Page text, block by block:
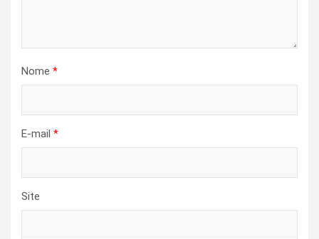
Nome *
E-mail *
Site